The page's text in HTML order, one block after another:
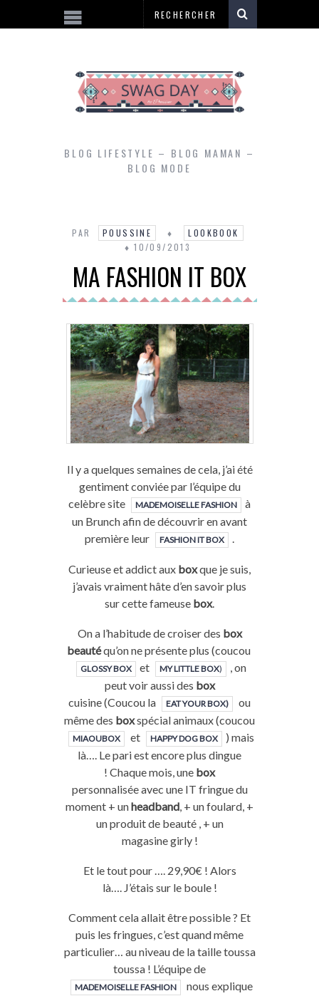
BLOG LIFESTYLE – BLOG MAMAN –
BLOG MODE
PAR POUSSINE
LOOKBOOK
10/09/2013
MA FASHION IT BOX
Il y a quelques semaines de cela, j’ai été
gentiment conviée par l’équipe du
celèbre site
MADEMOISELLE FASHION
à
un Brunch afin de découvrir en avant
première leur
FASHION IT BOX .
Curieuse et addict aux boxque je suis,
j’avais vraiment hâte d’en savoir plus
sur cette fameuse box.
On a l’habitude de croiser des box
beautéqu’on ne présente plus (coucou
GLOSSY BOX et MY LITTLE BOX)
, on
peut voir aussi des box
cuisine (Coucou la
EAT YOUR BOX)
ou
même des boxspécial animaux (coucou
MIAOUBOX et HAPPY DOG BOX
) mais
là…. Le pari est encore plus dingue
! Chaque mois, une box
personnalisée avec une IT fringue du
moment + unheadband, + un foulard, +
un produit de beauté , + un
magasine girly !
Et le tout pour …. 29,90€ ! Alors
là…. J’étais sur le boule !
Comment cela allait être possible ? Et
puis les fringues, c’est quand même
particulier… au niveau de la taille toussa
toussa ! L’équipe de
MADEMOISELLE FASHION
nous explique